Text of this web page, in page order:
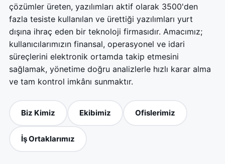
çözümler üreten, yazılımları aktif olarak 3500'den
fazla tesiste kullanılan ve ürettiği yazılımları yurt
dışına ihraç eden bir teknoloji firmasıdır. Amacımız;
kullanıcılarımızın finansal, operasyonel ve idari
süreçlerini elektronik ortamda takip etmesini
sağlamak, yönetime doğru analizlerle hızlı karar alma
ve tam kontrol imkânı sunmaktır.
Biz Kimiz Ekibimiz Ofislerimiz
İş Ortaklarımız